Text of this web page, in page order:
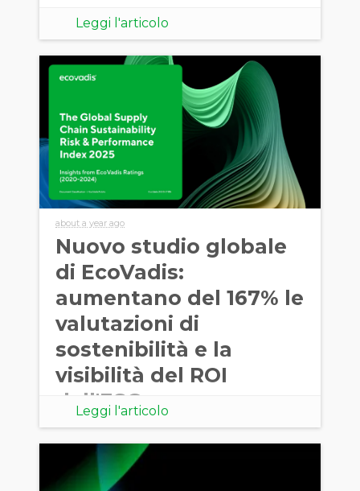
Leggi l'articolo
about a year ago
Nuovo studio globale
di EcoVadis:
aumentano del 167% le
valutazioni di
sostenibilità e la
visibilità del ROI
dell'ESG
Leggi l'articolo